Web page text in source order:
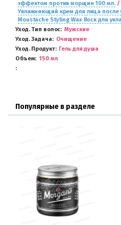
эффектом против морщин 100 мл./
Увлажняющий крем для лица после
Moustache Styling Wax Воск для
Уход. Тип волос
Мужские
Уход. Задача
Очищение
Уход. Продукт
Гель для душа
Объем
150 мл
Популярные в разделе